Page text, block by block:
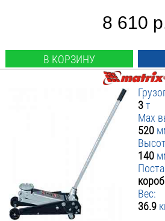
8 610
В КОРЗИНУ
3т
Max
520
140
Вес:
36.9